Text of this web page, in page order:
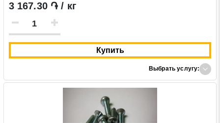
3 167.30 ֏ / кг
Купить
Выбрать услугу: